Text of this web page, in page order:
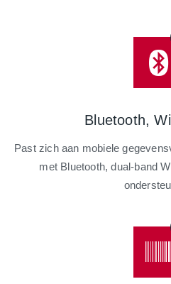
Bluetooth,
Past zich aan mobiele
met Bluetooth, dual-band